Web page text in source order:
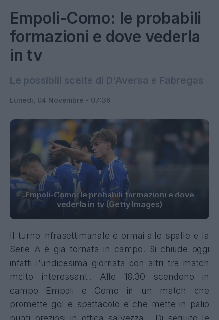
Empoli-Como: le probabili
formazioni e dove vederla
in tv
Le possibili scelte di D'Aversa e Fabregas
Lunedì, 04 Novembre - 07:36
Empoli-Como: le probabili formazioni e dove
vederla in tv (Getty Images)
Il turno infrasettimanale è ormai alle spalle e la
Serie A è già tornata in campo. Si chiude oggi
infatti l'undicesima giornata con altri tre match
molto interessanti. Alle 18.30 scendono in
campo Empoli e Como in un match che
promette gol e spettacolo e che mette in palio
punti preziosi in ottica salvezza. Di seguito le